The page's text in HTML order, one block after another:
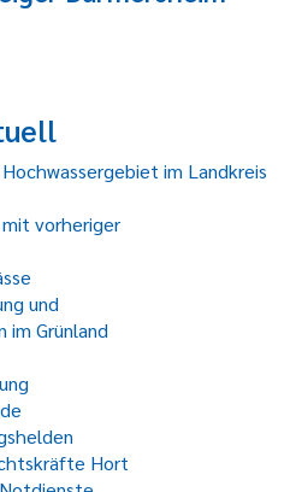
im Landkreis
mit vorheriger
und
im Grünland
Hort